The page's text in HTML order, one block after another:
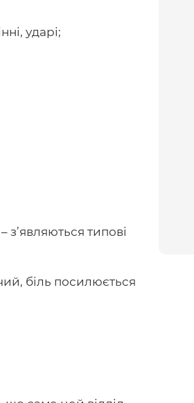
ударі;
з’являються типові
біль посилюється